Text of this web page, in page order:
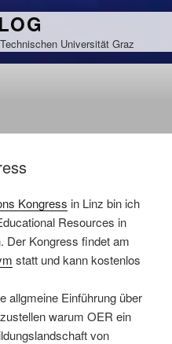
Universität Graz
Kongress in Linz bin ich
Resources in
Der Kongress findet am
statt und kann kostenlos
allgmeine Einführung über
warum OER ein
von